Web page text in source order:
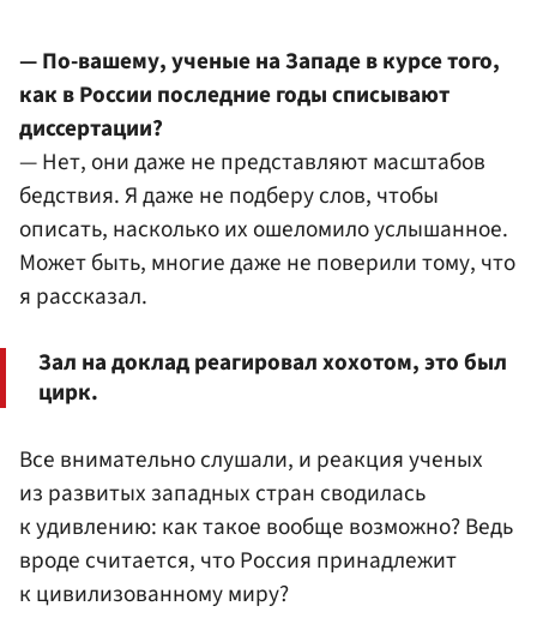
— По-вашему, ученые на Западе в курсе того,
как в России последние годы списывают
диссертации?
— Нет, они даже не представляют масштабов
бедствия. Я даже не подберу слов, чтобы
описать, насколько их ошеломило услышанное.
Может быть, многие даже не поверили тому, что
я рассказал.
Зал на доклад реагировал хохотом, это был
цирк.
Все внимательно слушали, и реакция ученых
из развитых западных стран сводилась
к удивлению: как такое вообще возможно? Ведь
вроде считается, что Россия принадлежит
к цивилизованному миру?